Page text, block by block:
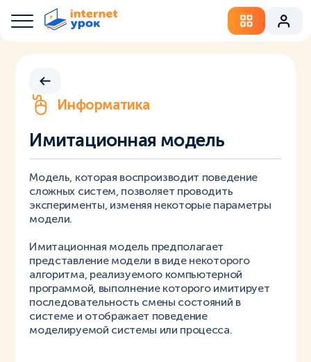
Информатика
Имитационная модель
Модель, которая воспроизводит поведение
сложных систем, позволяет проводить
эксперименты, изменяя некоторые параметры
модели.
Имитационная модель предполагает
представление модели в виде некоторого
алгоритма, реализуемого компьютерной
программой, выполнение которого имитирует
последовательность смены состояний в
системе и отображает поведение
моделируемой системы или процесса.